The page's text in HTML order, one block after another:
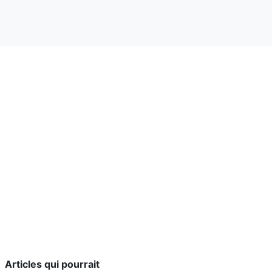
Articles qui pourrait